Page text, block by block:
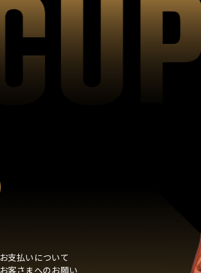
お支払いについて
お客さまへのお願い